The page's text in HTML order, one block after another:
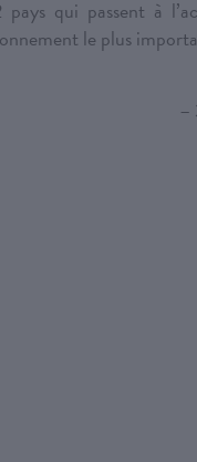
pays qui passent à
le plus
–